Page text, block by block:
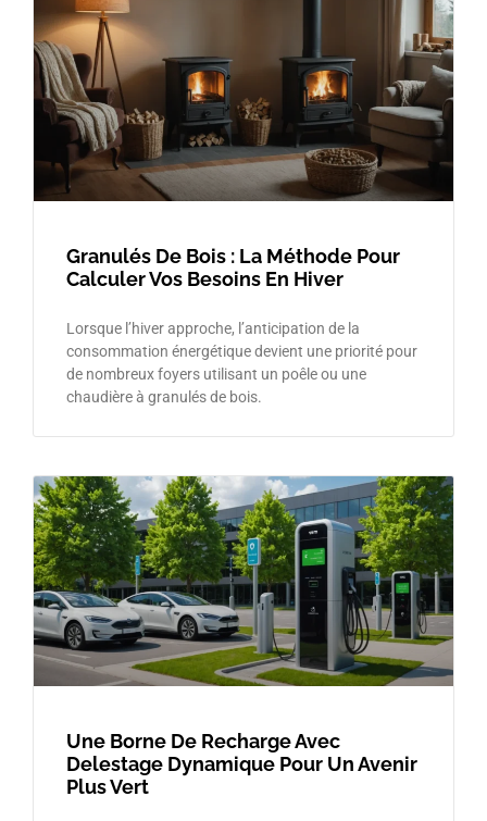
Granulés De Bois : La Méthode Pour
Calculer Vos Besoins En Hiver
Lorsque l’hiver approche, l’anticipation de la
consommation énergétique devient une priorité pour
de nombreux foyers utilisant un poêle ou une
chaudière à granulés de bois.
Une Borne De Recharge Avec
Delestage Dynamique Pour Un Avenir
Plus Vert